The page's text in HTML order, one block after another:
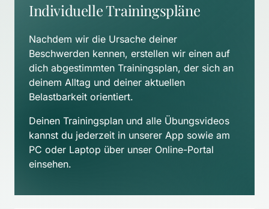
Individuelle Trainingspläne
Nachdem wir die Ursache deiner
Beschwerden kennen, erstellen wir einen auf
dich abgestimmten Trainingsplan, der sich an
deinem Alltag und deiner aktuellen
Belastbarkeit orientiert.
Deinen Trainingsplan und alle Übungsvideos
kannst du jederzeit in unserer App sowie am
PC oder Laptop über unser Online-Portal
einsehen.